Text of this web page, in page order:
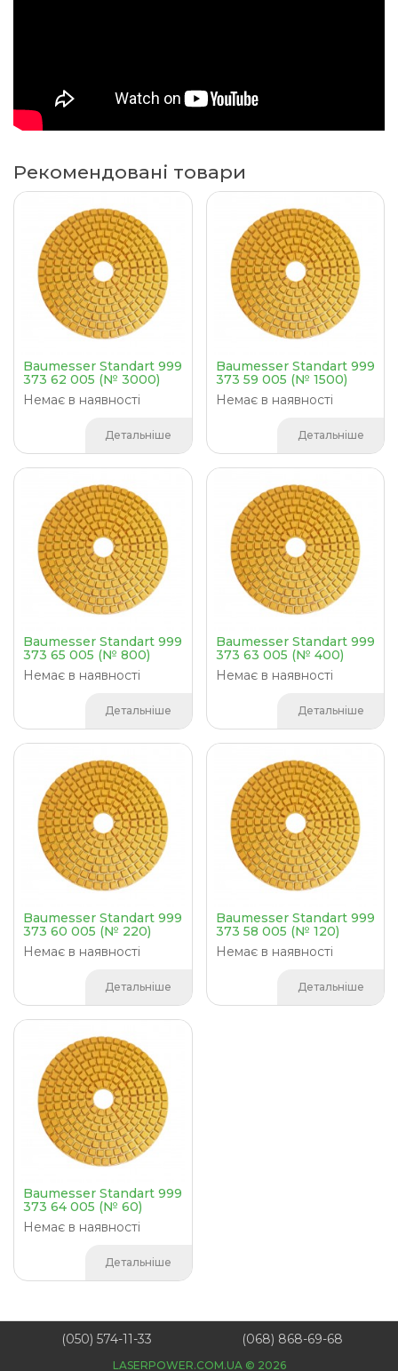
Рекомендовані товари
Baumesser Standart 999
373 62 005 (№ 3000)
Немає в наявності
Детальніше
Baumesser Standart 999
373 59 005 (№ 1500)
Немає в наявності
Детальніше
Baumesser Standart 999
373 65 005 (№ 800)
Немає в наявності
Детальніше
Baumesser Standart 999
373 63 005 (№ 400)
Немає в наявності
Детальніше
Baumesser Standart 999
373 60 005 (№ 220)
Немає в наявності
Детальніше
Baumesser Standart 999
373 58 005 (№ 120)
Немає в наявності
Детальніше
Baumesser Standart 999
373 64 005 (№ 60)
Немає в наявності
Детальніше
(050) 574-11-33 (068) 868-69-68
LASERPOWER.COM.UA © 2026